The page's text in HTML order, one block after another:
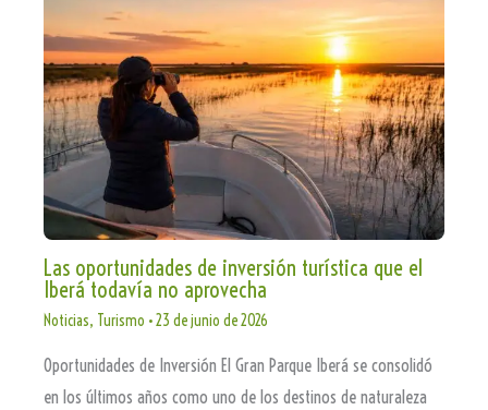
Las oportunidades de inversión turística que el
Iberá todavía no aprovecha
Noticias, Turismo •23 de junio de 2026
Oportunidades de Inversión El Gran Parque Iberá se consolidó
en los últimos años como uno de los destinos de naturaleza